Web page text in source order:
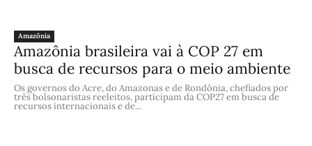
Amazônia
Amazônia brasileira vai à COP 27 em
busca de recursos para o meio ambiente
Os governos do Acre, do Amazonas e de Rondônia, chefiados por
três bolsonaristas reeleitos, participam da COP27 em busca de
recursos internacionais e de...